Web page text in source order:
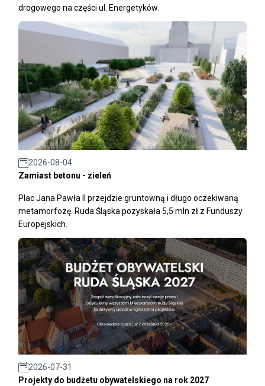
drogowego na części ul. Energetyków.
2026-08-04
Zamiast betonu - zieleń
Plac Jana Pawła II przejdzie gruntowną i długo oczekiwaną
metamorfozę. Ruda Śląska pozyskała 5,5 mln zł z Funduszy
Europejskich.
2026-07-31
Projekty do budżetu obywatelskiego na rok 2027